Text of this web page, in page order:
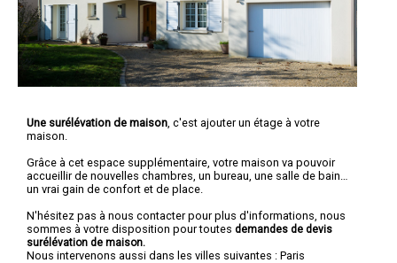
Une surélévation de maison , c'est ajouter un étage à votre
maison.
Grâce à cet espace supplémentaire, votre maison va pouvoir
accueillir de nouvelles chambres, un bureau, une salle de bain…
un vrai gain de confort et de place.
N'hésitez pas à nous contacter pour plus d'informations, nous
sommes à votre disposition pour toutes demandes de devis
surélévation de maison.
Nous intervenons aussi dans les villes suivantes : Paris